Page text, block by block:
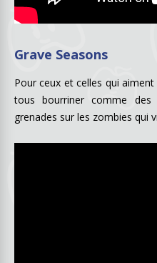
Grave Seasons
Pour ceux et celles qui
tous bourriner comme
grenades sur les zombies qui